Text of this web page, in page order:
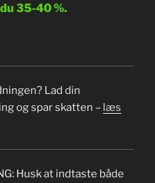
35-40 %.
Lad din
og spar skatten – læs
Husk at indtaste både